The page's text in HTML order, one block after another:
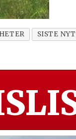
SISTE